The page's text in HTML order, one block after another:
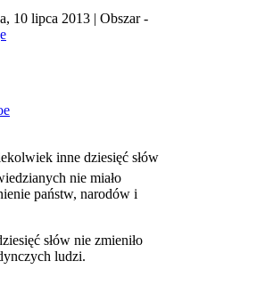
10 lipca 2013 | Obszar -
inne dziesięć słów
nie miało
państw, narodów i
słów nie zmieniło
ludzi.